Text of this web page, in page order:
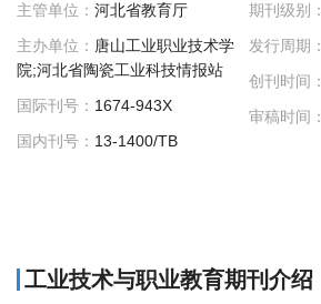
主管单位： 河北省教育厅
主办单位： 唐山工业职业技术学
院;河北省陶瓷工业科技情报站
国际刊号： 1674-943X
国内刊号： 13-1400/TB
期刊级别：
发行周期：
创刊时间：
审稿时间：
工业技术与职业教育期刊介绍